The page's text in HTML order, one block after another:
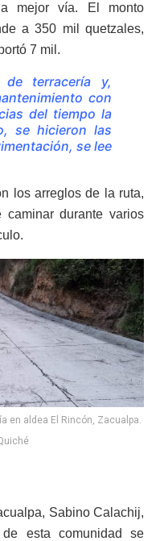
mejor vía. El monto
a 350 mil quetzales,
7 mil.
terracería y,
con
del tiempo la
se hicieron las
se lee
los arreglos de la ruta,
durante varios
en aldea El Rincón, Zacualpa.
Sabino Calachij,
esta comunidad se